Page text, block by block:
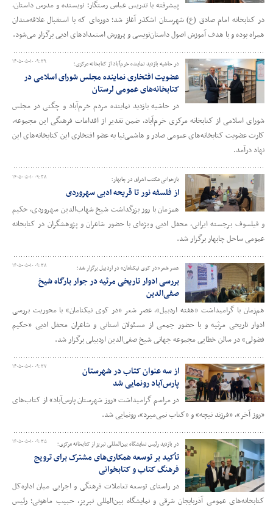
پیشرفته با تدریس عباس رستگار؛ نویسنده و مدرس داستان،
در کتابخانه امام صادق (ع) شهرستان اشکذر آغاز شد؛ دوره‌ای که با استقبال علاقه‌مندان
همراه بوده و با هدف آموزش اصول داستان‌نویسی و پرورش استعدادهای ادبی برگزار می‌شود.
۱۴۰۵-۰۵-۱۰ ۰۹:۳۹ در حاشیه بازدید نماینده خرم‌آباد از کتابخانه مرکزی؛
عضویت افتخاری نماینده مجلس شورای اسلامی در
کتابخانه‌های عمومی لرستان
در حاشیه بازدید نماینده مردم خرم‌آباد و چگنی در مجلس
شورای اسلامی از کتابخانه مرکزی خرم‌آباد، ضمن تقدیر از اقدامات فرهنگی این مجموعه،
کارت عضویت کتابخانه‌های عمومی صادر و هاشمی‌نیا به عضو افتخاری این کتابخانه‌های این
نهاد درآمد.
۱۴۰۵-۰۵-۱۰ ۰۹:۳۸ بازخوانی مکتب اشراق در چابهار؛
از فلسفه نور تا قریحه ادبی سهروردی
همزمان با روز بزرگداشت شیخ شهاب‌الدین سهروردی، حکیم
و فیلسوف برجسته ایرانی، محفل ادبی ویژه‌ای با حضور شاعران و پژوهشگران در کتابخانه
عمومی ساحل چابهار برگزار شد.
۱۴۰۵-۰۵-۱۰ ۰۹:۳۸ عصر شعر «در کوی نیکنامان» در اردبیل برگزار شد؛
بررسی ادوار تاریخی مرثیه در جوار بارگاه شیخ
صفی‌الدین
هم‌زمان با گرامیداشت «هفته اردبیل»، عصر شعر «در کوی نیکنامان» با محوریت بررسی
ادوار تاریخی مرثیه و با حضور جمعی از مسئولان استانی و شاعران محفل ادبی «حکیم
فضولی» در سالن خطایی مجموعه جهانی شیخ صفی‌الدین اردبیلی برگزار شد.
۱۴۰۵-۰۵-۱۰ ۰۹:۳۷
از سه عنوان کتاب در شهرستان
پارس‌آباد رونمایی شد
در مراسم گرامیداشت «روز شهرستان پارس‌آباد» از کتاب‌های
«روز آخر»، «فرزند نیچه» و «کتاب نمی‌میرد»، رونمایی شد.
۱۴۰۵-۰۵-۱۰ ۰۹:۳۵ در بازدید رئیس نمایشگاه بین‌المللی تبریز از کتابخانه مرکزی؛
تأکید بر توسعه همکاری‌های مشترک برای ترویج
فرهنگ کتاب و کتابخوانی
در راستای توسعه تعاملات فرهنگی و اجرایی میان اداره‌کل
کتابخانه‌های عمومی آذربایجان شرقی و نمایشگاه بین‌المللی تبریز، حبیب ماهوتی؛ رئیس